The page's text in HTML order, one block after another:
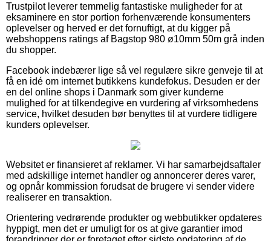
Trustpilot leverer temmelig fantastiske muligheder for at
eksaminere en stor portion forhenværende konsumenters
oplevelser og herved er det fornuftigt, at du kigger på
webshoppens ratings af Bagstop 980 ø10mm 50m grå inden
du shopper.
Facebook indebærer lige så vel regulære sikre genveje til at
få en idé om internet butikkens kundefokus. Desuden er der
en del online shops i Danmark som giver kunderne
mulighed for at tilkendegive en vurdering af virksomhedens
service, hvilket desuden bør benyttes til at vurdere tidligere
kunders oplevelser.
Websitet er finansieret af reklamer. Vi har samarbejdsaftaler
med adskillige internet handler og annoncerer deres varer,
og opnår kommission forudsat de brugere vi sender videre
realiserer en transaktion.
Orientering vedrørende produkter og webbutikker opdateres
hyppigt, men det er umuligt for os at give garantier imod